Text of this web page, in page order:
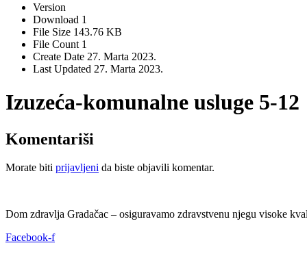
Version
Download 1
File Size 143.76 KB
File Count 1
Create Date 27. Marta 2023.
Last Updated 27. Marta 2023.
Izuzeća-komunalne usluge 5-12
Komentariši
Morate biti prijavljeni da biste objavili komentar.
Dom zdravlja Gradačac – osiguravamo zdravstvenu njegu visoke
Facebook-f